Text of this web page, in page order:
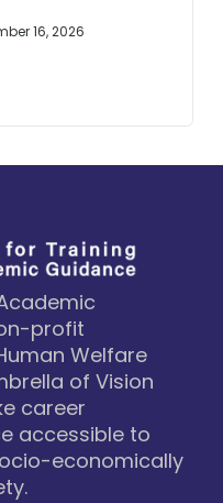
16, 2026
profit
Welfare
of Vision
career
accessible to
economically